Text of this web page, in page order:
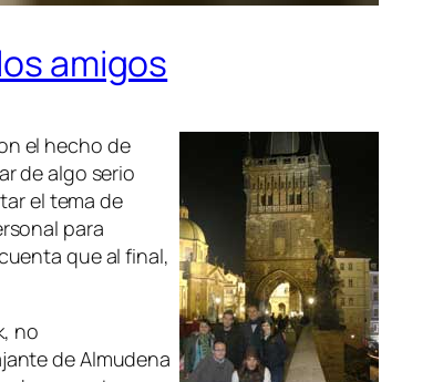
amigos
el hecho de
de algo serio
el tema de
para
que al final,
no
de Almudena